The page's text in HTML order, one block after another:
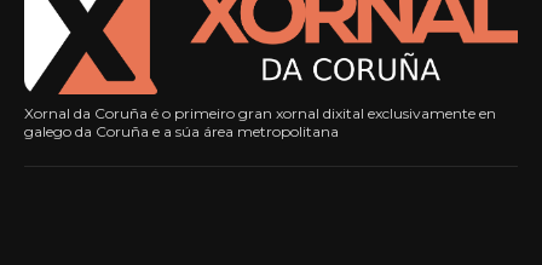
Xornal da Coruña é o primeiro gran xornal dixital exclusivamente en
galego da Coruña e a súa área metropolitana